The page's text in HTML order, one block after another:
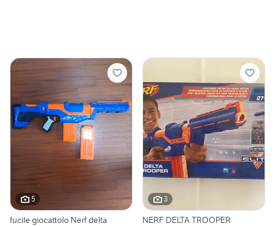
5
fucile giocattolo Nerf delta
3
NERF DELTA TROOPER